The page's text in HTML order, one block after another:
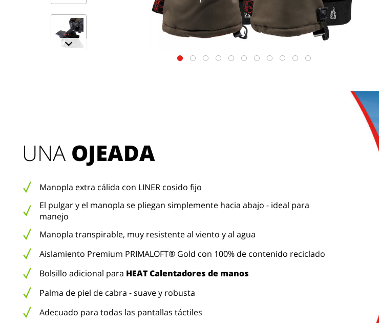
UNA OJEADA
Manopla extra cálida con LINER cosido fijo
El pulgar y el manopla se pliegan simplemente hacia abajo - ideal para
manejo
Manopla transpirable, muy resistente al viento y al agua
Aislamiento Premium PRIMALOFT® Gold con 100% de contenido reciclado
Bolsillo adicional para HEAT Calentadores de manos
Palma de piel de cabra - suave y robusta
Adecuado para todas las pantallas táctiles